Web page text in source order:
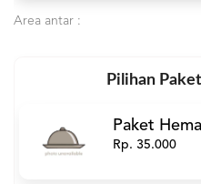
Area antar :
Pilihan
Paket
Rp. 35.000